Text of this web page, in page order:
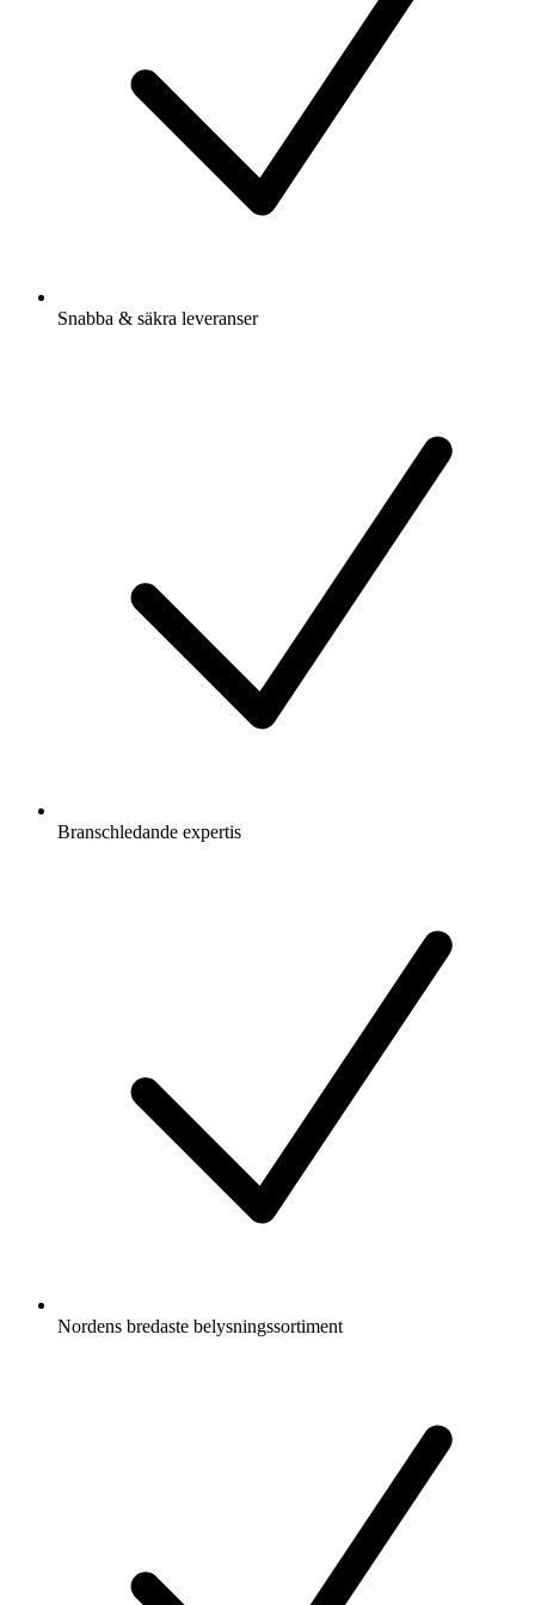
Snabba & säkra leveranser
Branschledande expertis
Nordens bredaste belysningssortiment